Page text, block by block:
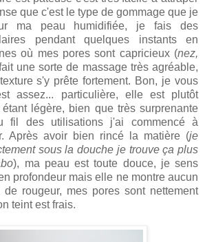
que c'est le type de gommage que je
ma peau humidifiée, je fais des
pendant quelques instants en
où mes pores sont capricieux (nez,
une sorte de massage très agréable,
s'y prête fortement. Bon, je vous
assez... particulière, elle est plutôt
légère, bien que très surprenante
fil des utilisations j'ai commencé à
Après avoir bien rincé la matière (je
sous la douche je trouve ça plus
), ma peau est toute douce, je sens
profondeur mais elle ne montre aucun
rougeur, mes pores sont nettement
teint est frais.